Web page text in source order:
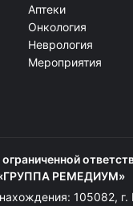
Аптеки
Онкология
Неврология
Мероприятия
РЕМЕДИУМ»
105082, г.